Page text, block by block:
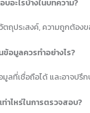
อะไรบ้างในบทความ?
ถุประสงค์, ความถูกต้อง
ข้อมูลควรทำอย่างไร?
มูลที่เชื่อถือได้ และอาจป
ท่าไหร่ในการตรวจสอบ?